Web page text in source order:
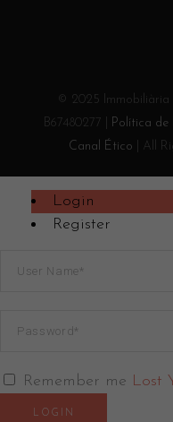
© 2025 Immobiliària
B67480277 |
Política de
Canal Ético | All
Login
Register
Remember me Lost
LOGIN